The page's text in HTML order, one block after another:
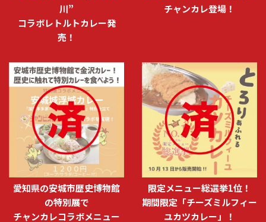
川”
コラボレトルトカレー発
売！
チャンカレ登場！
愛知県の安城市歴史博物館
の特別展で
チャンカレコラボメニュー
限定メニュー総選挙1位！
期間限定「チーズミルフィー
ユカツカレー」！